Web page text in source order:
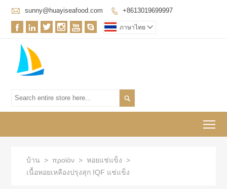
 sunny@huayiseafood.com  +8613019699997
      ภาษาไทย 

บ้าน > προϊόν > หอยแช่แข็ง >
เนื้อหอยเหลืองปรุงสุก IQF แช่แข็ง